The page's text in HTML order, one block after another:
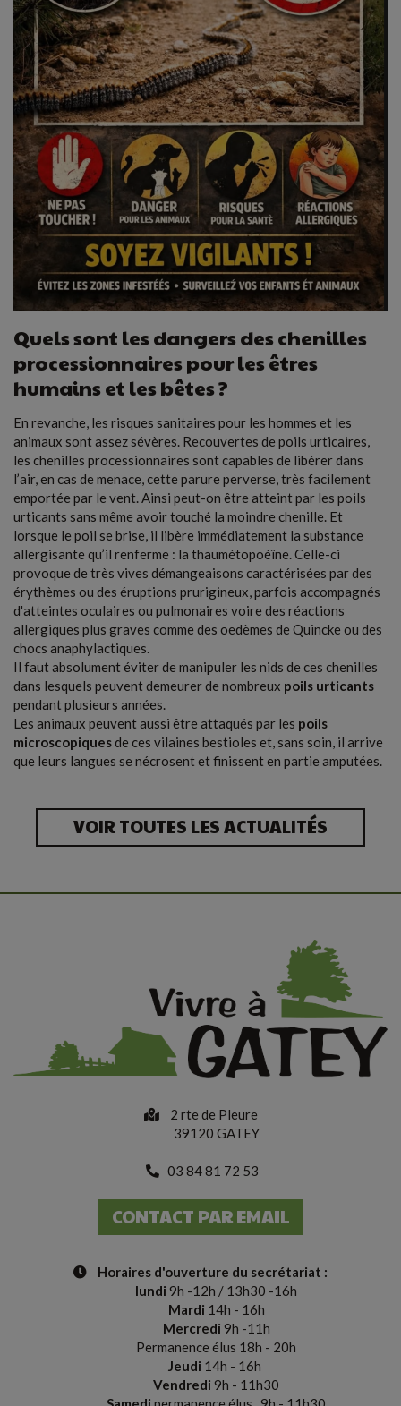
Quels sont les dangers des chenilles
processionnaires pour les êtres
humains et les bêtes ?
En revanche, les risques sanitaires pour les hommes et les
animaux sont assez sévères. Recouvertes de poils urticaires,
les chenilles processionnaires sont capables de libérer dans
l’air, en cas de menace, cette parure perverse, très facilement
emportée par le vent. Ainsi peut-on être atteint par les poils
urticants sans même avoir touché la moindre chenille. Et
lorsque le poil se brise, il libère immédiatement la substance
allergisante qu’il renferme : la thaumétopoéïne. Celle-ci
provoque de très vives démangeaisons caractérisées par des
érythèmes ou des éruptions prurigineux, parfois accompagnés
d'atteintes oculaires ou pulmonaires voire des réactions
allergiques plus graves comme des oedèmes de Quincke ou des
chocs anaphylactiques.
Il faut absolument éviter de manipuler les nids de ces chenilles
dans lesquels peuvent demeurer de nombreux poils urticants
pendant plusieurs années.
Les animaux peuvent aussi être attaqués par les poils
microscopiquesde ces vilaines bestioles et, sans soin, il arrive
que leurs langues se nécrosent et finissent en partie amputées.
VOIR TOUTES LES ACTUALITÉS
2 rte de Pleure
39120 GATEY
03 84 81 72 53
CONTACT PAR EMAIL
Horaires d'ouverture du secrétariat :
lundi 9h -12h / 13h30 -16h
Mardi 14h - 16h
Mercredi 9h -11h
Permanence élus 18h - 20h
Jeudi 14h - 16h
Vendredi 9h - 11h30